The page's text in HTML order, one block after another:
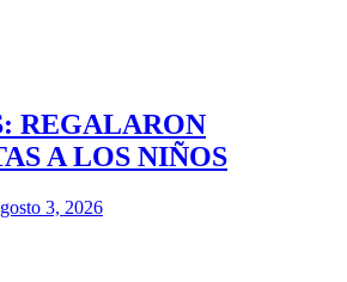
REGALARON
A LOS NIÑOS
3, 2026